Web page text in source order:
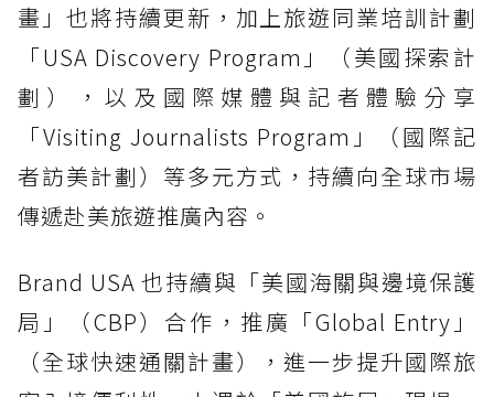
畫」也將持續更新，加上旅遊同業培訓計劃
「USA Discovery Program」（美國探索計
劃），以及國際媒體與記者體驗分享
「Visiting Journalists Program」（國際記
者訪美計劃）等多元方式，持續向全球市場
傳遞赴美旅遊推廣內容。
Brand USA 也持續與「美國海關與邊境保護
局」（CBP）合作，推廣「Global Entry」
（全球快速通關計畫），進一步提升國際旅